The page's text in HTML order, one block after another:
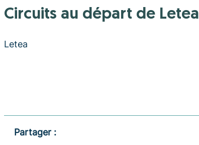
Circuits au départ de Letea
Letea
Partager :